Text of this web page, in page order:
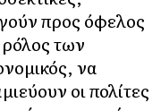
προς όφελος
ρόλος των
να
οι πολίτες